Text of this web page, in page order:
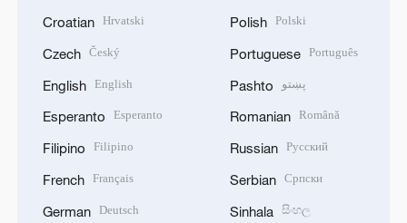
Croatian Hrvatski
Czech Český
English English
Esperanto Esperanto
Filipino Filipino
French Français
German Deutsch
Polish Polski
Portuguese Português
Pashto پښتو
Romanian Română
Russian Русский
Serbian Српски
Sinhala සිංහල